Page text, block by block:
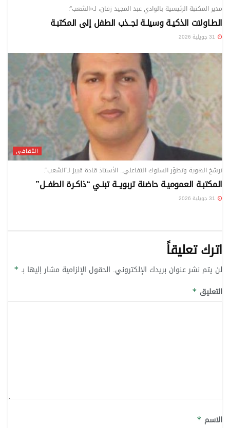
مدير المكتبة الرئيسية بالوادي عبد المجيد زفان، لـ«الشعب”:
الطـاولات الذكيـة وسيلـة لجــذب الطفل إلى المكتبـة
الثقافي
ترسّخ الهوية وتطوّر السلوك التفاعلي.. الأستاذ قادة قبيز لـ”الشعب”:
المكتبـة العموميـة حاضنة تربويــة تبنـي “ذاكـرة الطفــل”
اترك تعليقاً
لن يتم نشر عنوان بريدك الإلكتروني. الحقول الإلزامية مشار إليها بـ *
التعليق *
الاسم *